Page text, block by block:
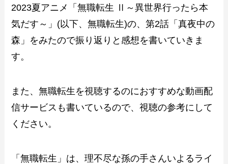
2023夏アニメ「無職転生 Ⅱ～異世界行ったら本
気だす～」(以下、無職転生)の、第2話「真夜中の
森」をみたので振り返りと感想を書いていきま
す。
また、無職転生を視聴するのにおすすめな動画配
信サービスも書いているので、視聴の参考にして
ください。
「無職転生」は、理不尽な孫の手さんいよるライ